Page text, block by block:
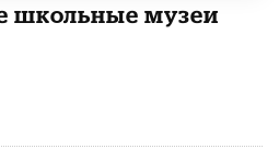
школьные музеи